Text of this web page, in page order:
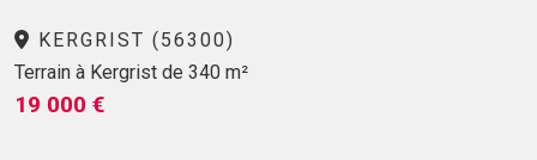
KERGRIST (56300)
Terrain à Kergrist de 340 m²
19 000 €